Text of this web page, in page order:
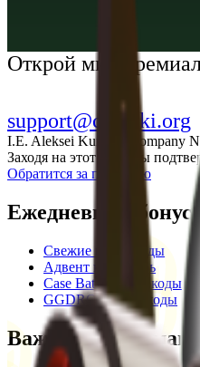
Открой мир
support@cs-wiki.org
I.E. Aleksei Kurtkin, Company
Заходя на этот сайт, вы
Обратится за помощью
Ежедневные
Свежие промокоды
Адвент календарь
Case Battle промокоды
GGDROP промокоды
Важная